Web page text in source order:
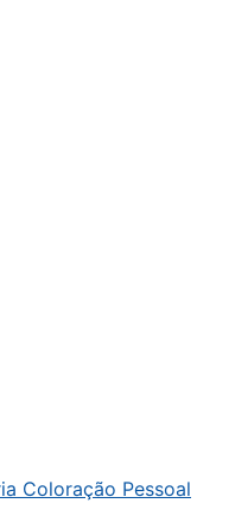
Coloração Pessoal